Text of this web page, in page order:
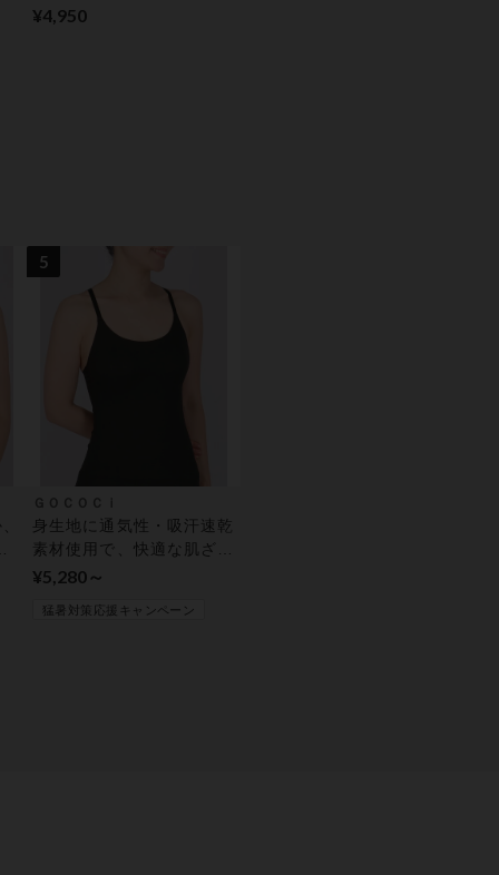
感♪ トップス（３分袖）
¥4,950
5
身生地に通気性・吸汗速乾
素材使用で、快適な肌ざわ
り【涼感】 カップ付きイ
¥5,280～
猛暑対策応援キャンペーン